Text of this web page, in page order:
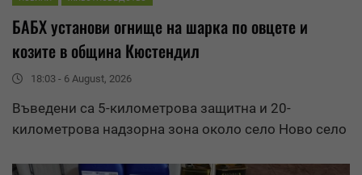
БАБХ установи огнище на шарка по овцете и
козите в община Кюстендил
18:03 - 6 August, 2026
Въведени са 5-километрова защитна и 20-
километрова надзорна зона около село Ново село